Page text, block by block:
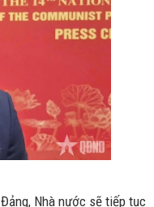
Nhà nước sẽ tiếp tục